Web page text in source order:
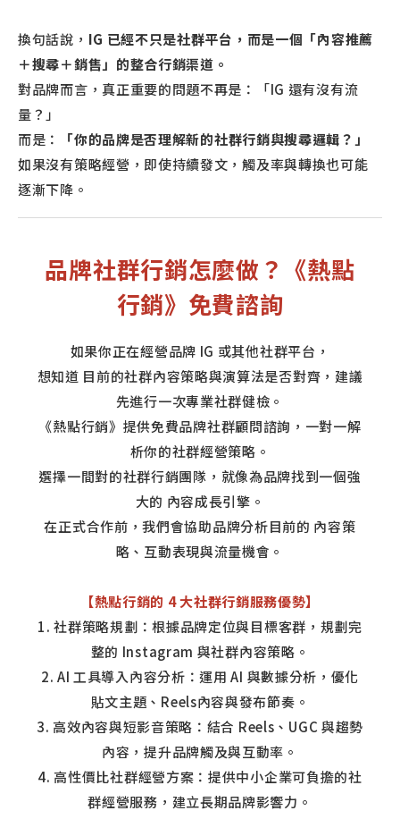
換句話說， IG 已經不只是社群平台，而是一個「內容推薦
＋搜尋＋銷售」的整合行銷渠道。
對品牌而言，真正重要的問題不再是：「IG 還有沒有流
量？」
而是：
「你的品牌是否理解新的社群行銷與搜尋邏輯？」
如果沒有策略經營，即使持續發文，觸及率與轉換也可能
逐漸下降。
品牌社群行銷怎麼做？《熱點
行銷》免費諮詢
如果你正在經營品牌 IG 或其他社群平台，
想知道 目前的社群內容策略與演算法是否對齊，建議
先進行一次專業社群健檢。
《熱點行銷》提供免費品牌社群顧問諮詢，一對一解
析你的社群經營策略。
選擇一間對的社群行銷團隊，就像為品牌找到一個強
大的 內容成長引擎。
在正式合作前，我們會協助品牌分析目前的 內容策
略、互動表現與流量機會。
【熱點行銷的 4 大社群行銷服務優勢】
1. 社群策略規劃：根據品牌定位與目標客群，規劃完
整的 Instagram 與社群內容策略。
2. AI 工具導入內容分析：運用 AI 與數據分析，優化
貼文主題、Reels內容與發布節奏。
3. 高效內容與短影音策略：結合 Reels、UGC 與趨勢
內容，提升品牌觸及與互動率。
4. 高性價比社群經營方案：提供中小企業可負擔的社
群經營服務，建立長期品牌影響力。